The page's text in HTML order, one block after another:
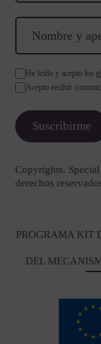
He leído y acepto los
Acepto recibir
Copyrights.
derechos
PROGRAMA KIT
DEL